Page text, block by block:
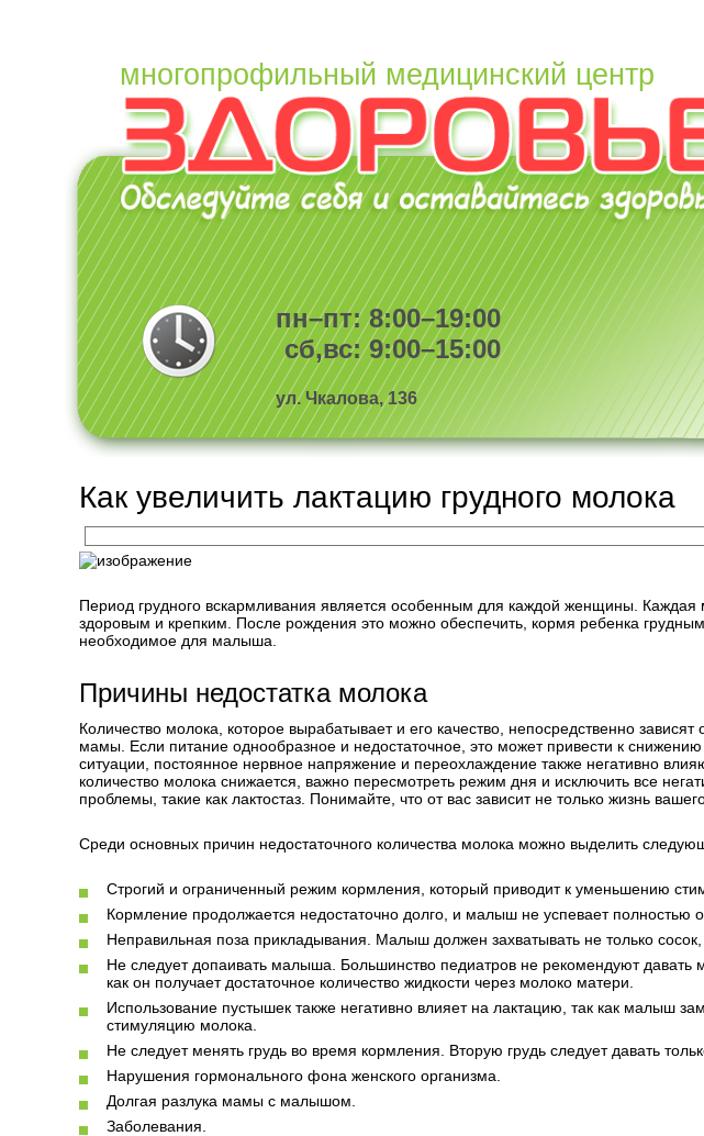
многопрофильный медицинский центр
пн–пт: 8:00–19:00
сб,вс: 9:00–15:00
ул. Чкалова, 136
Как увеличить лактацию грудного молока
Период грудного вскармливания является особенным для каждой женщины.
здоровым и крепким. После рождения это можно обеспечить, кормя ребенка
необходимое для малыша.
Причины недостатка молока
Количество молока, которое вырабатывает и его качество, непосредственно
мамы. Если питание однообразное и недостаточное, это может привести к
ситуации, постоянное нервное напряжение и переохлаждение также негативно
количество молока снижается, важно пересмотреть режим дня и исключить все
проблемы, такие как лактостаз. Понимайте, что от вас зависит не только жизнь
Среди основных причин недостаточного количества молока можно выделить
Строгий и ограниченный режим кормления, который приводит к уменьшению
Кормление продолжается недостаточно долго, и малыш не успевает полностью
Неправильная поза прикладывания. Малыш должен захватывать не только сосок,
Не следует допаивать малыша. Большинство педиатров не рекомендуют
как он получает достаточное количество жидкости через молоко матери.
Использование пустышек также негативно влияет на лактацию, так как малыш
стимуляцию молока.
Не следует менять грудь во время кормления. Вторую грудь следует давать
Нарушения гормонального фона женского организма.
Долгая разлука мамы с малышом.
Заболевания.